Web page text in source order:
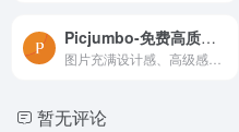
Picjumbo-免费高质量素材网
暂无评论